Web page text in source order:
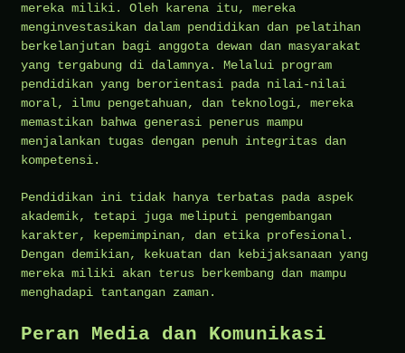
mereka miliki. Oleh karena itu, mereka
menginvestasikan dalam pendidikan dan pelatihan
berkelanjutan bagi anggota dewan dan masyarakat
yang tergabung di dalamnya. Melalui program
pendidikan yang berorientasi pada nilai-nilai
moral, ilmu pengetahuan, dan teknologi, mereka
memastikan bahwa generasi penerus mampu
menjalankan tugas dengan penuh integritas dan
kompetensi.
Pendidikan ini tidak hanya terbatas pada aspek
akademik, tetapi juga meliputi pengembangan
karakter, kepemimpinan, dan etika profesional.
Dengan demikian, kekuatan dan kebijaksanaan yang
mereka miliki akan terus berkembang dan mampu
menghadapi tantangan zaman.
Peran Media dan Komunikasi